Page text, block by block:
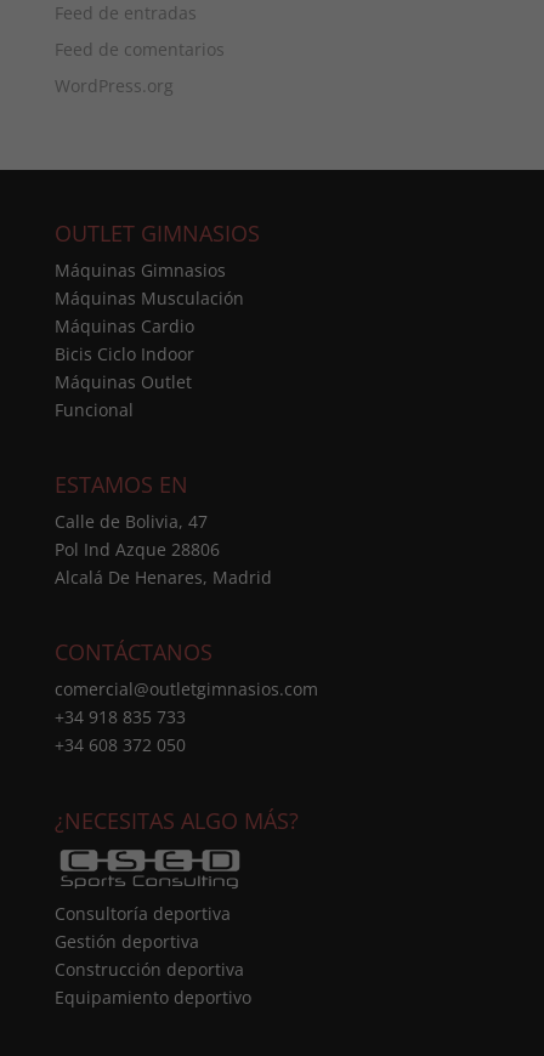
Feed de entradas
Feed de comentarios
WordPress.org
OUTLET GIMNASIOS
Máquinas Gimnasios
Máquinas Musculación
Máquinas Cardio
Bicis Ciclo Indoor
Máquinas Outlet
Funcional
ESTAMOS EN
Calle de Bolivia, 47
Pol Ind Azque 28806
Alcalá De Henares, Madrid
CONTÁCTANOS
comercial@outletgimnasios.com
+34 918 835 733
+34 608 372 050
¿NECESITAS ALGO MÁS?
Consultoría deportiva
Gestión deportiva
Construcción deportiva
Equipamiento deportivo